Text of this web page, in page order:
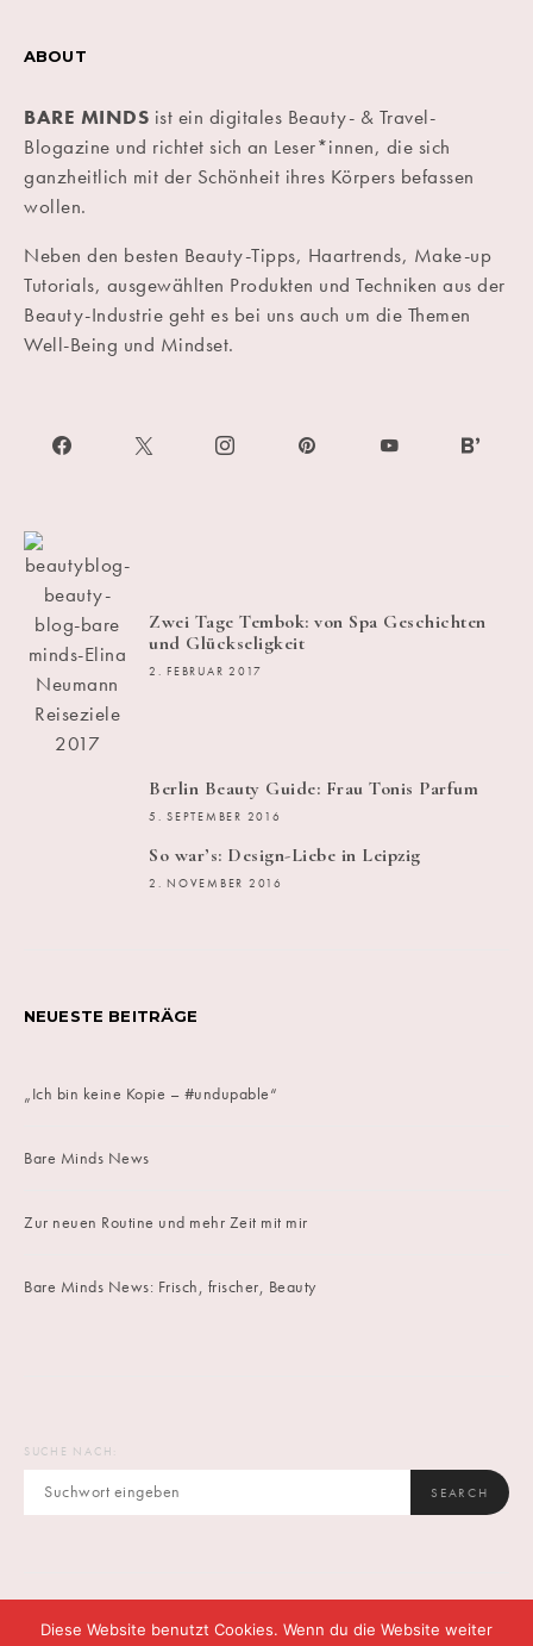
ABOUT
BARE MINDS ist ein digitales Beauty- & Travel-
Blogazine und richtet sich an Leser*innen, die sich
ganzheitlich mit der Schönheit ihres Körpers befassen
wollen.
Neben den besten Beauty-Tipps, Haartrends, Make-up
Tutorials, ausgewählten Produkten und Techniken aus der
Beauty-Industrie geht es bei uns auch um die Themen
Well-Being und Mindset.
Zwei Tage Tembok: von Spa Geschichten
und Glückseligkeit
2. FEBRUAR 2017
Berlin Beauty Guide: Frau Tonis Parfum
5. SEPTEMBER 2016
So war’s: Design-Liebe in Leipzig
2. NOVEMBER 2016
NEUESTE BEITRÄGE
„Ich bin keine Kopie – #undupable“
Bare Minds News
Zur neuen Routine und mehr Zeit mit mir
Bare Minds News: Frisch, frischer, Beauty
SUCHE NACH:
SEARCH
Diese Website benutzt Cookies. Wenn du die Website weiter